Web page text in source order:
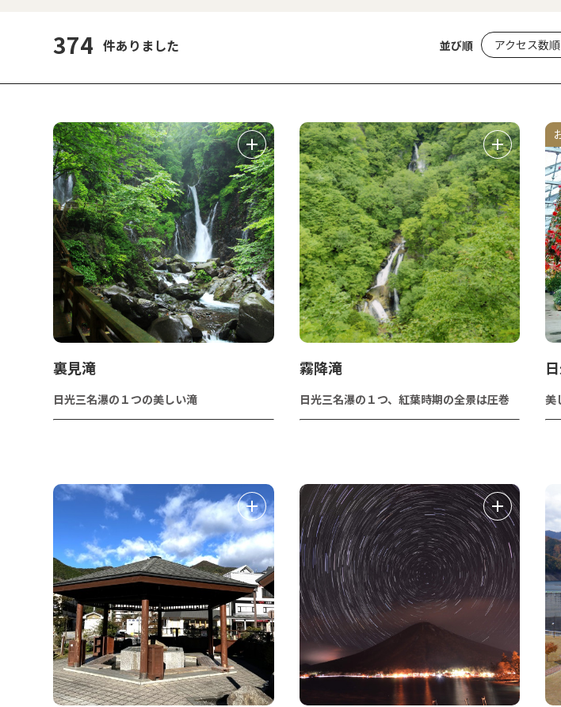
374 件ありました 並び順 アクセス数順
裏見滝
日光三名瀑の１つの美しい滝
霧降滝
日光三名瀑の１つ、紅葉時期の全景は圧巻 美